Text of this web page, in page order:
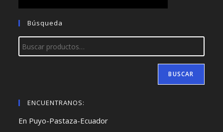
Búsqueda
BUSCAR
ENCUENTRANOS:
En Puyo-Pastaza-Ecuador